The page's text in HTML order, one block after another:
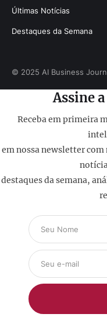
Últimas Notícias
Destaques da Semana
© 2025 AI Business
Assine
Receba em primeira
em nossa newsletter
destaques da semana,